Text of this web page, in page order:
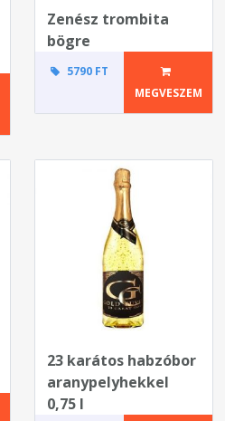
Zenész trombita
bögre
5790 FT
MEGVESZEM
23 karátos habzóbor
aranypelyhekkel
0,75 l